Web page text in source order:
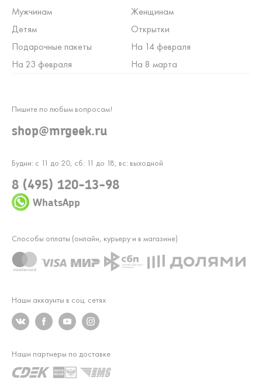
Мужчинам
Женщинам
Детям
Открытки
Подарочные пакеты
На 14 февраля
На 23 февраля
На 8 марта
Будни: с 11 до 20, сб: 11 до 18, вс: выходной
8 (495) 120-13-98
WhatsApp
Пишите по любым вопросам!
shop@mrgeek.ru
Наши аккаунты в соц. сетях
Способы оплаты (онлайн, курьеру и в магазине)
Наши партнеры по доставке